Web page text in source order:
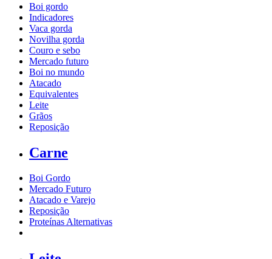
Boi gordo
Indicadores
Vaca gorda
Novilha gorda
Couro e sebo
Mercado futuro
Boi no mundo
Atacado
Equivalentes
Leite
Grãos
Reposição
Carne
Boi Gordo
Mercado Futuro
Atacado e Varejo
Reposição
Proteínas Alternativas